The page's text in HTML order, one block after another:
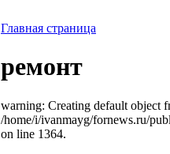
Главная страница
ремонт
warning: Creating default object
/home/i/ivanmayg/fornews.ru/
on line 1364.